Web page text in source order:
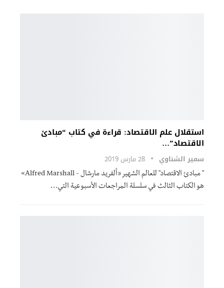
استقلال علم الاقتصاد: قراءة في كتاب “مبادئ
الاقتصاد”…
سمير الشناوي 28 مارس 2019
" مبادئ الاقتصاد" للعالم الشهير «ألفريد مارشال - Alfred Marshall»
هو الكتاب الثالث في سلسلة المراجعات الأسبوعية التي…